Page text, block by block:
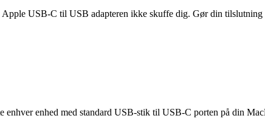
USB-C til USB adapteren ikke skuffe dig. Gør din tilslutning
enhver enhed med standard USB-stik til USB-C porten på din